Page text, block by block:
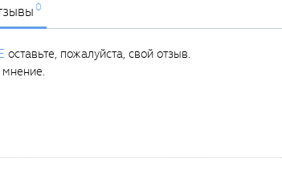
0
оставьте, пожалуйста, свой отзыв.